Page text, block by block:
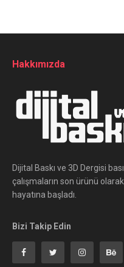
Hakkımızda
Dijital Baskı ve 3D Dergisi
çalışmaların son ürünü
hayatına başladı.
Bizi Takip Edin